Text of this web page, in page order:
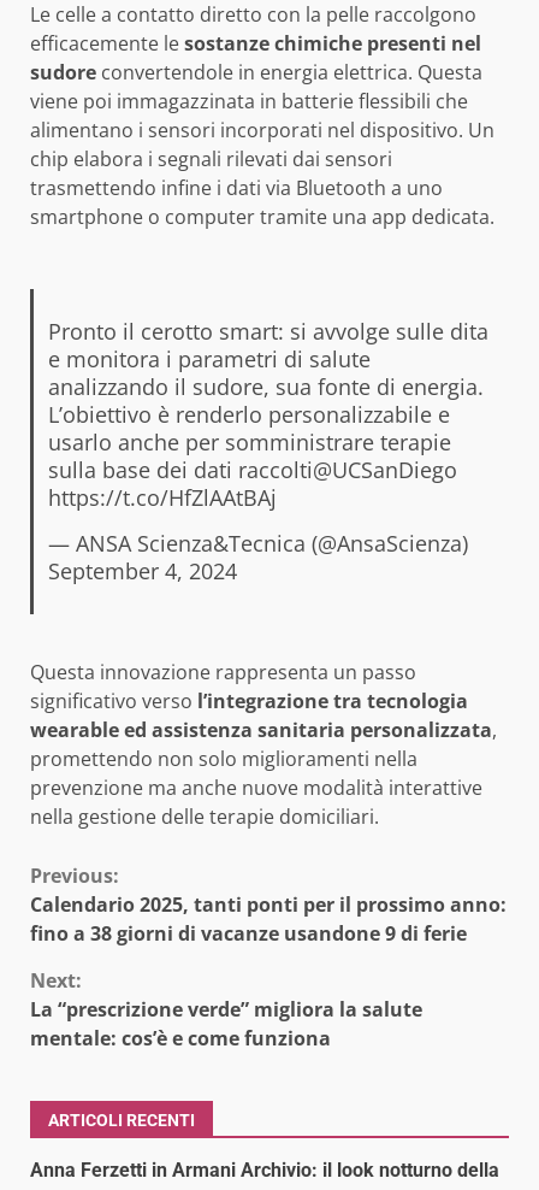
Le celle a contatto diretto con la pelle raccolgono
efficacemente lesostanze chimiche presenti nel
sudore convertendole in energia elettrica. Questa
viene poi immagazzinata in batterie flessibili che
alimentano i sensori incorporati nel dispositivo. Un
chip elabora i segnali rilevati dai sensori
trasmettendo infine i dati via Bluetooth a uno
smartphone o computer tramite una app dedicata.
Pronto il cerotto smart: si avvolge sulle dita
e monitora i parametri di salute
analizzando il sudore, sua fonte di energia.
L’obiettivo è renderlo personalizzabile e
usarlo anche per somministrare terapie
sulla base dei dati raccolti@UCSanDiego
https://t.co/HfZlAAtBAj
— ANSA Scienza&Tecnica (@AnsaScienza)
September 4, 2024
Questa innovazione rappresenta un passo
significativo verso l’integrazione tra tecnologia
wearable ed assistenza sanitaria personalizzata,
promettendo non solo miglioramenti nella
prevenzione ma anche nuove modalità interattive
nella gestione delle terapie domiciliari.
Continue
Reading
Previous:
Calendario 2025, tanti ponti per il prossimo anno:
fino a 38 giorni di vacanze usandone 9 di ferie
Next:
La “prescrizione verde” migliora la salute
mentale: cos’è e come funziona
ARTICOLI RECENTI
Anna Ferzetti in Armani Archivio: il look notturno della